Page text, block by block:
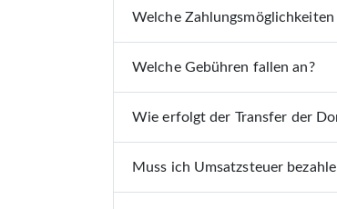
Welche Zahlungsmöglichkeiten
Welche Gebühren fallen an?
Wie erfolgt der Transfer der
Muss ich Umsatzsteuer